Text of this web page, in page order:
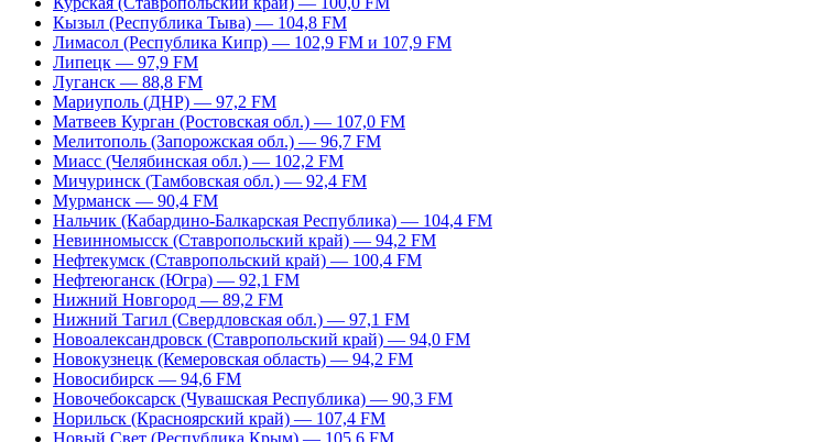
Кызыл (Республика Тыва) — 104,8 FM
Лимасол (Республика Кипр) — 102,9 FM и 107,9 FM
Липецк — 97,9 FM
Луганск — 88,8 FM
Мариуполь (ДНР) — 97,2 FM
Матвеев Курган (Ростовская обл.) — 107,0 FM
Мелитополь (Запорожская обл.) — 96,7 FM
Миасс (Челябинская обл.) — 102,2 FM
Мичуринск (Тамбовская обл.) — 92,4 FM
Мурманск — 90,4 FM
Нальчик (Кабардино-Балкарская Республика) — 104,4 FM
Невинномысск (Ставропольский край) — 94,2 FM
Нефтекумск (Ставропольский край) — 100,4 FM
Нефтеюганск (Югра) — 92,1 FM
Нижний Новгород — 89,2 FM
Нижний Тагил (Свердловская обл.) — 97,1 FM
Новоалександровск (Ставропольский край) — 94,0 FM
Новокузнецк (Кемеровская область) — 94,2 FM
Новосибирск — 94,6 FM
Новочебоксарск (Чувашская Республика) — 90,3 FM
Норильск (Красноярский край) — 107,4 FM
Новый Свет (Республика Крым) — 105,6 FM